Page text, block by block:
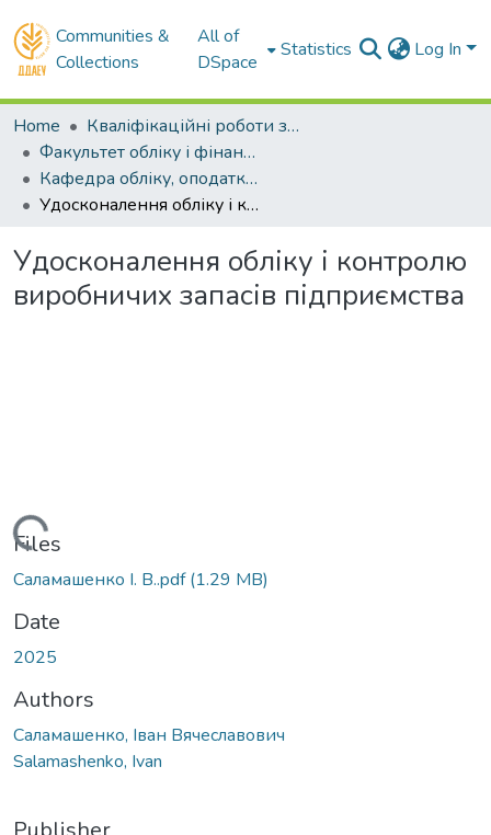
Communities &
Collections
All of
DSpace
Statistics Log In
Home
Кваліфікаційні роботи здобувачів вищої освіти
Факультет обліку і фінансів
Кафедра обліку, оподаткування та управління фінансово-економічною безпекою . Магістри
Удосконалення обліку і контролю виробничих запасів підприємства
Удосконалення обліку і контролю
виробничих запасів підприємства
Files
Саламашенко І. В..pdf(1.29 MB)
Date
2025
Authors
Саламашенко, Іван Вячеславович
Salamashenko, Ivan